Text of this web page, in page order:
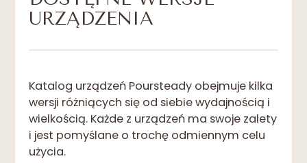
URZĄDZENIA
Katalog urządzeń Poursteady obejmuje kilka
wersji różniących się od siebie wydajnością i
wielkością. Każde z urządzeń ma swoje zalety
i jest pomyślane o trochę odmiennym celu
użycia.